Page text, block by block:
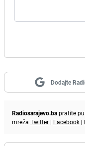
Dodajte
Radiosarajevo.bapratite
mreža Twitter | Facebook |